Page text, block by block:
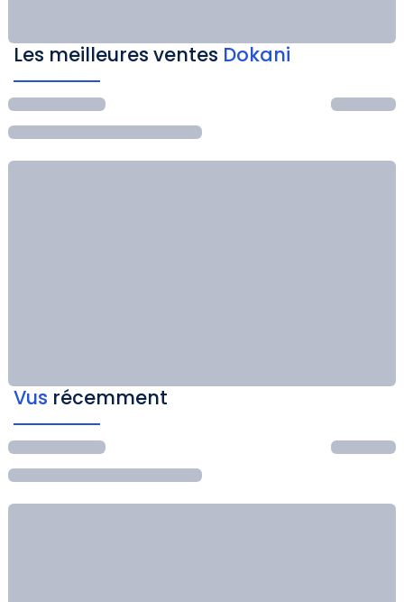
Les meilleures ventes Dokani
Vus récemment